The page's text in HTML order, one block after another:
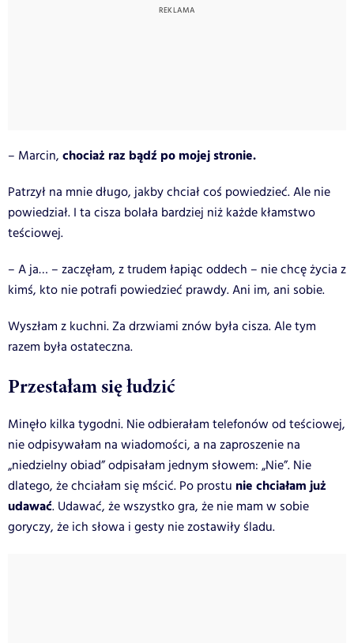
– Marcin, chociaż raz bądź po mojej stronie.
Patrzył na mnie długo, jakby chciał coś powiedzieć. Ale nie
powiedział. I ta cisza bolała bardziej niż każde kłamstwo
teściowej.
– A ja… – zaczęłam, z trudem łapiąc oddech – nie chcę życia z
kimś, kto nie potrafi powiedzieć prawdy. Ani im, ani sobie.
Wyszłam z kuchni. Za drzwiami znów była cisza. Ale tym
razem była ostateczna.
Przestałam się łudzić
Minęło kilka tygodni. Nie odbierałam telefonów od teściowej,
nie odpisywałam na wiadomości, a na zaproszenie na
„niedzielny obiad” odpisałam jednym słowem: „Nie”. Nie
dlatego, że chciałam się mścić. Po prostu nie chciałam już
udawać. Udawać, że wszystko gra, że nie mam w sobie
goryczy, że ich słowa i gesty nie zostawiły śladu.